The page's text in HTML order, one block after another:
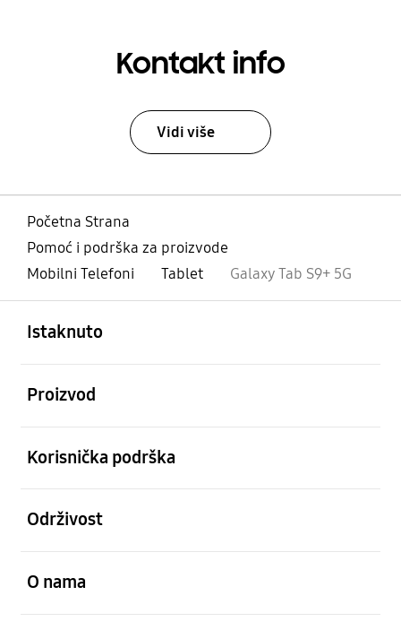
Kontakt info
Vidi više
Početna Strana
Pomoć i podrška za proizvode
Mobilni Telefoni
Tablet Galaxy Tab S9+ 5G
Istaknuto
Proizvod
Korisnička podrška
Održivost
O nama